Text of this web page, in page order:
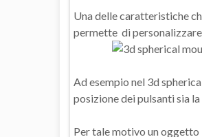
Una delle caratteristiche
permette di
Ad esempio nel 3d
posizione dei pulsanti sia
Per tale motivo un